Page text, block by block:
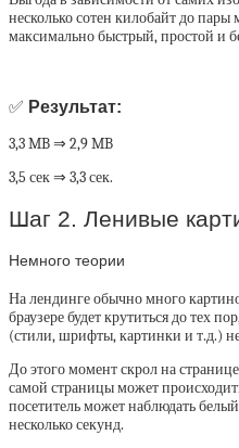
несколько сотен килобайт до
максимально быстрый, простой и
✅ Результат:
3,3 MB ⇒ 2,9 MB
3,5 сек ⇒ 3,3 сек.
Шаг 2. Ленивые
Немного теории
На лендинге обычно много
браузере будет крутиться до тех
(стили, шрифты, картинки и т.д.)
До этого момент скрол на
самой страницы может
посетитель может наблюдать
несколько секунд.